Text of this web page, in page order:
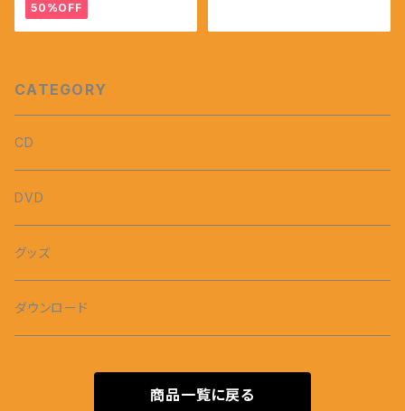
50%OFF
CATEGORY
CD
DVD
グッズ
ダウンロード
商品一覧に戻る